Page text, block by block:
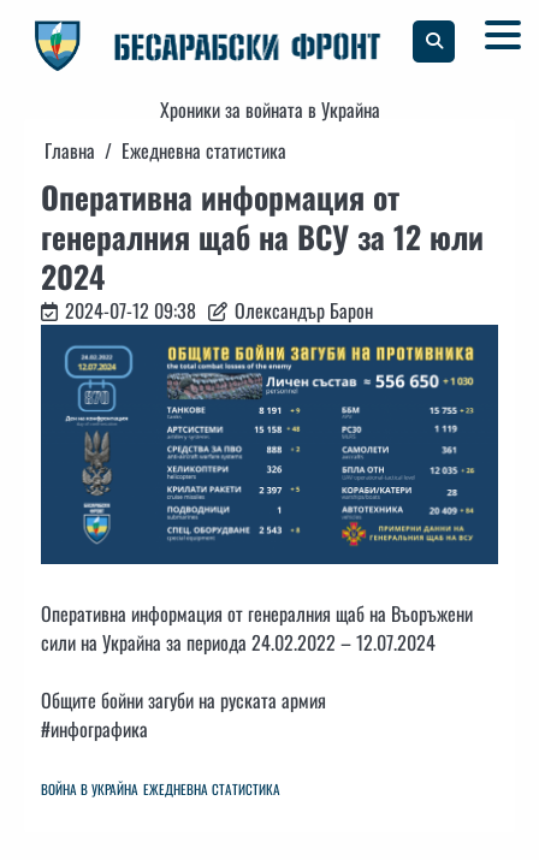
content
Хроники за войната в Украйна
Главна
Ежедневна статистика
Оперативна информация от
генералния щаб на ВСУ за 12 юли
2024
2024-07-12 09:38 Олександър Барон
Оперативна информация от генералния щаб на Въоръжени
сили на Украйна за периода 24.02.2022 – 12.07.2024
Общите бойни загуби на руската армия
#инфографика
ВОЙНА В УКРАЙНА ЕЖЕДНЕВНА СТАТИСТИКА